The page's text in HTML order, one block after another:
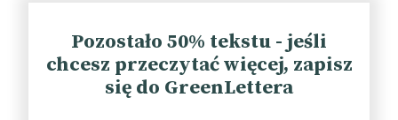
sprzedaż swoich aktywów. Ma być to sposób na
zwrot kapitału inwestorom. Czy to oznacza całkowite
porzucenie projektu?
Pozostało 50% tekstu - jeśli
chcesz przeczytać więcej, zapisz
się do GreenLettera